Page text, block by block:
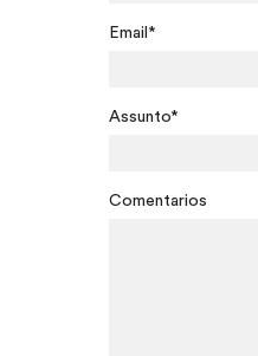
Email*
Assunto*
Comentarios